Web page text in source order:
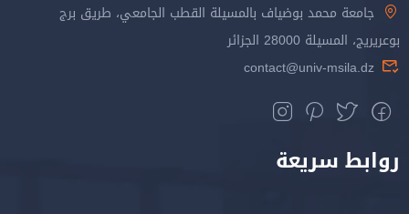
جامعة محمد بوضياف بالمسيلة القطب الجامعي، طريق برج
بوعريريج، المسيلة 28000 الجزائر
contact@univ-msila.dz
روابط سريعة